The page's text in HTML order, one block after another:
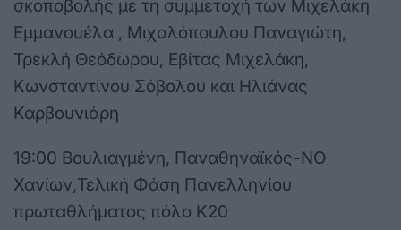
σκοποβολής με τη συμμετοχή των Μιχελάκη
Εμμανουέλα , Μιχαλόπουλου Παναγιώτη,
Τρεκλή Θεόδωρου, Εβίτας Μιχελάκη,
Κωνσταντίνου Σόβολου και Ηλιάνας
Καρβουνιάρη
19:00 Βουλιαγμένη, Παναθηναϊκός-ΝΟ
Χανίων,Τελική Φάση Πανελληνίου
πρωταθλήματος πόλο Κ20